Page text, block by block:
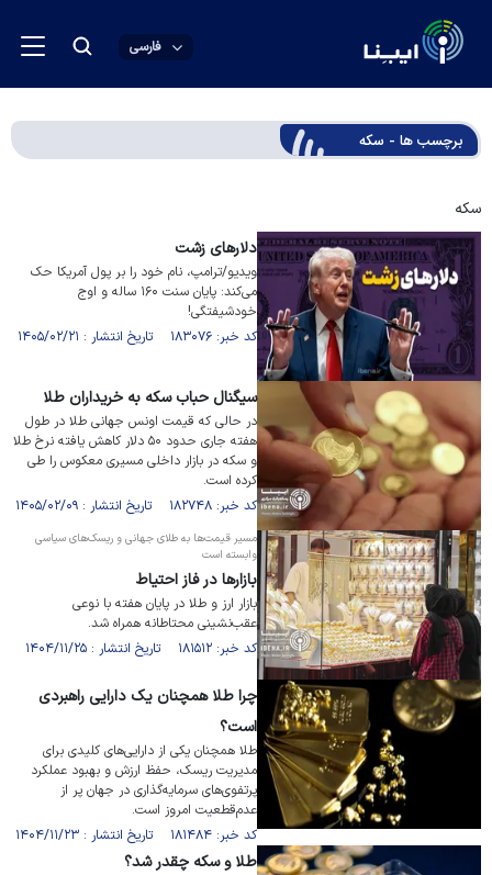
فارسی
برچسب ها - سکه
سکه
دلارهای زشت
ویدیو/ترامپ، نام خود را بر پول آمریکا حک
می‌کند: پایان سنت ۱۶۰ ساله و اوج
خودشیفتگی!
کد خبر: ۱۸۳۰۷۶ تاریخ انتشار : ۱۴۰۵/۰۲/۲۱
سیگنال حباب سکه به خریداران طلا
در حالی که قیمت اونس جهانی طلا در طول
هفته جاری حدود ۵۰ دلار کاهش یافته نرخ طلا
و سکه در بازار داخلی مسیری معکوس را طی
کرده‌ است.
کد خبر: ۱۸۲۷۴۸ تاریخ انتشار : ۱۴۰۵/۰۲/۰۹
مسیر قیمت‌ها به طلای جهانی و ریسک‌های سیاسی
وابسته است
بازار‌ها در فاز احتیاط
بازار ارز و طلا در پایان هفته با نوعی
عقب‌نشینی محتاطانه همراه شد.
کد خبر: ۱۸۱۵۱۲ تاریخ انتشار : ۱۴۰۴/۱۱/۲۵
چرا طلا همچنان یک دارایی راهبردی
است؟
طلا همچنان یکی از دارایی‌های کلیدی برای
مدیریت ریسک، حفظ ارزش و بهبود عملکرد
پرتفوی‌های سرمایه‌گذاری در جهان پر از
عدم‌قطعیت امروز است.
کد خبر: ۱۸۱۴۸۴ تاریخ انتشار : ۱۴۰۴/۱۱/۲۳
طلا و سکه چقدر شد؟